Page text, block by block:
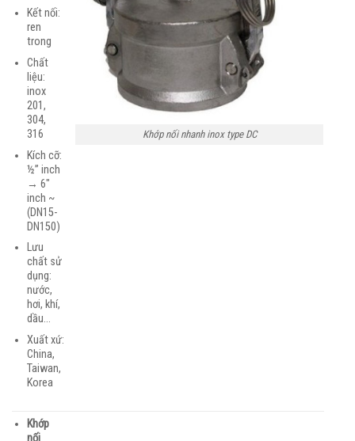
Kết nối:
ren
trong
Chất
liệu:
inox
201,
304,
316
Kích cỡ:
½” inch
→ 6″
inch ~
(DN15-
DN150)
Lưu
chất sử
dụng:
nước,
hơi, khí,
dầu…
Xuất xứ:
China,
Taiwan,
Korea
Khớp nối nhanh inox type DC
Khớp
nối